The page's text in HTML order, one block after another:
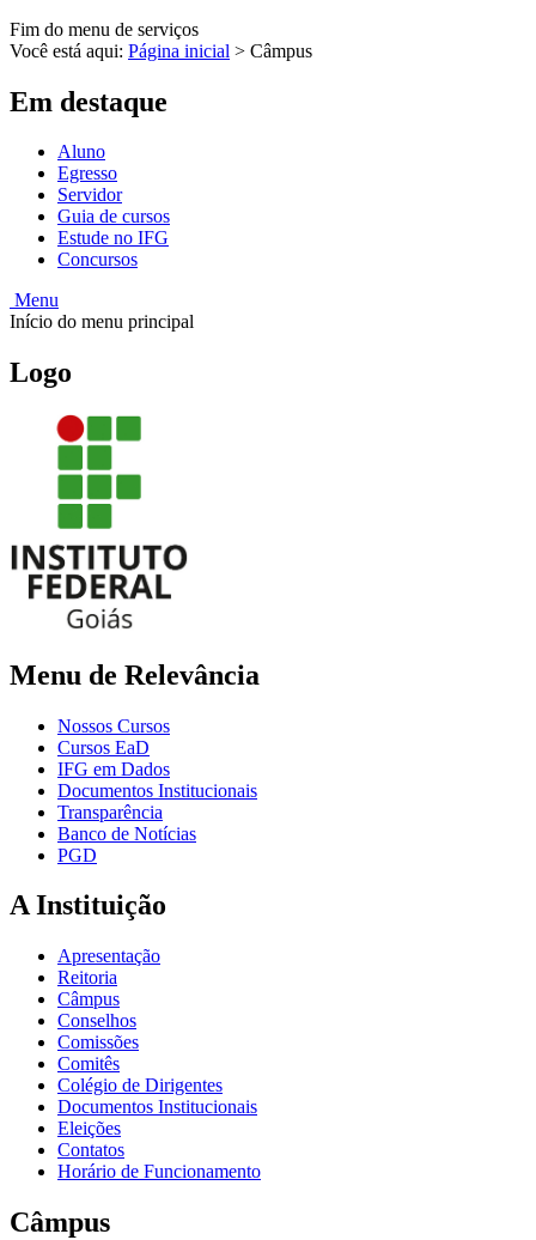
Fim do menu de serviços
Você está aqui: Página inicial > Câmpus
Em destaque
Aluno
Egresso
Servidor
Guia de cursos
Estude no IFG
Concursos
Menu
Início do menu principal
Logo
Menu de Relevância
Nossos Cursos
Cursos EaD
IFG em Dados
Documentos Institucionais
Transparência
Banco de Notícias
PGD
A Instituição
Apresentação
Reitoria
Câmpus
Conselhos
Comissões
Comitês
Colégio de Dirigentes
Documentos Institucionais
Eleições
Contatos
Horário de Funcionamento
Câmpus